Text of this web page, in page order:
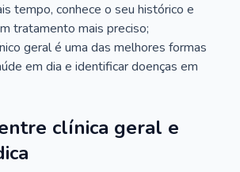
tempo, conhece o seu histórico e
tratamento mais preciso;
geral é uma das melhores formas
em dia e identificar doenças em
clínica geral e